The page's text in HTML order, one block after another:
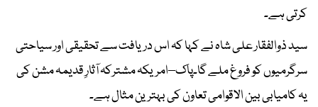
کرتی ہے۔
سید ذوالفقار علی شاہ نے کہا کہ اس دریافت سے تحقیقی اور سیاحتی
سرگرمیوں کو فروغ ملے گا۔پاک–امریکہ مشترکہ آثارِ قدیمہ مشن کی
یہ کامیابی بین الاقوامی تعاون کی بہترین مثال ہے۔